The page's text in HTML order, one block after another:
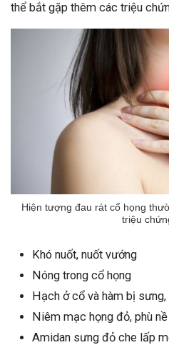
thể bắt gặp thêm các triệu
Hiện tượng đau rát cổ họng
triệu
Khó nuốt, nuốt vướng
Nóng trong cổ họng
Hạch ở cổ và hàm bị
Niêm mạc họng đỏ, phù nề
Amidan sưng đỏ che lấp